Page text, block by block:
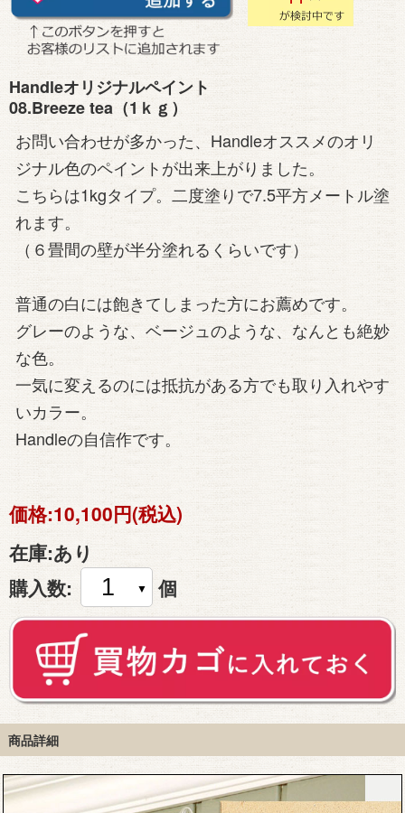
Handleオリジナルペイント
08.Breeze tea（1ｋｇ）
お問い合わせが多かった、Handleオススメのオリ
ジナル色のペイントが出来上がりました。
こちらは1kgタイプ。二度塗りで7.5平方メートル塗
れます。
（６畳間の壁が半分塗れるくらいです）
普通の白には飽きてしまった方にお薦めです。
グレーのような、ベージュのような、なんとも絶妙
な色。
一気に変えるのには抵抗がある方でも取り入れやす
いカラー。
Handleの自信作です。
価格:10,100円(税込)
在庫:あり
購入数:
個
商品詳細